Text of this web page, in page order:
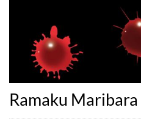
Ramaku